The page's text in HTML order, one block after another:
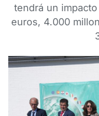
tendrá un
euros, 4.000